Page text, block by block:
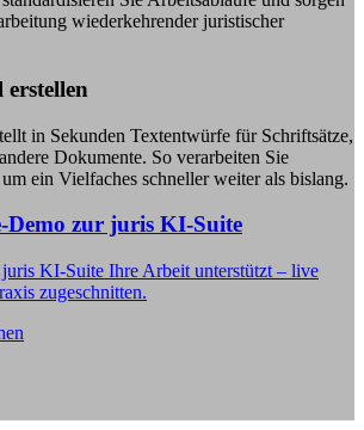
wiederkehrender juristischer
erstellen
in Sekunden Textentwürfe für Schriftsätze,
Dokumente. So verarbeiten Sie
ein Vielfaches schneller weiter als bislang.
Demo zur juris KI-Suite
KI-Suite Ihre Arbeit unterstützt – live
zugeschnitten.